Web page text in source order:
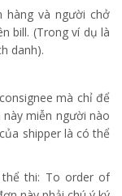
hàng và người chở
bill. (Trong ví dụ là
danh).
mà chỉ để
này miễn người nào
shipper là có thể
thể thi: To order of